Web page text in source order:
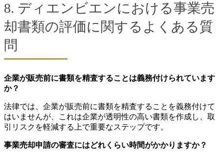
8. ディエンビエンにおける事業売
却書類の評価に関するよくある質
問
企業が販売前に書類を精査することは義務付けられています
か？
法律では、企業が販売前に書類を精査することを義務付けて
はいませんが、これは企業が透明性の高い書類を作成し、取
引リスクを軽減する上で重要なステップです。
事業売却申請の審査にはどれくらい時間がかかりますか？